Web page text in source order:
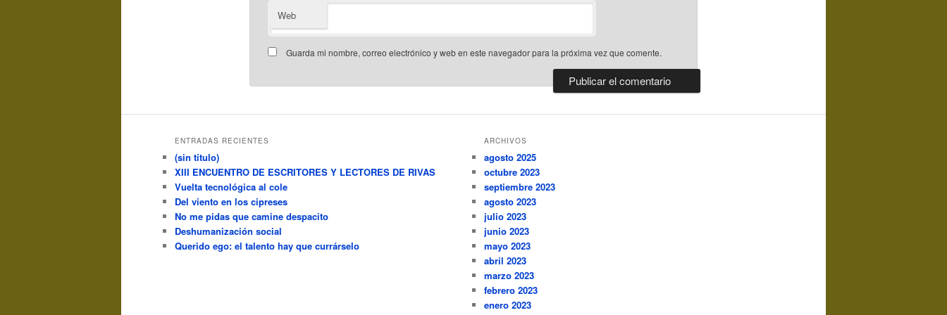
Web
Guarda mi nombre, correo electrónico y web en este navegador para la próxima vez que comente.
ENTRADAS RECIENTES
(sin título)
XIII ENCUENTRO DE ESCRITORES Y LECTORES DE RIVAS
Vuelta tecnológica al cole
Del viento en los cipreses
No me pidas que camine despacito
Deshumanización social
Querido ego: el talento hay que currárselo
ARCHIVOS
agosto 2025
octubre 2023
septiembre 2023
agosto 2023
julio 2023
junio 2023
mayo 2023
abril 2023
marzo 2023
febrero 2023
enero 2023